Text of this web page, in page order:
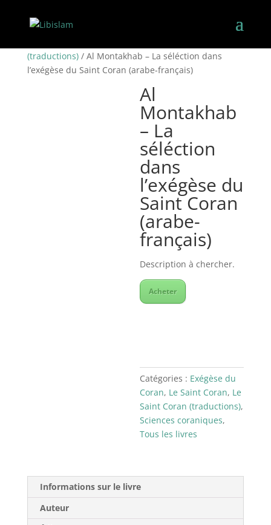
(traductions)/ Al Montakhab – La séléction dans
l’exégèse du Saint Coran (arabe-français)
Al
Montakhab
– La
séléction
dans
l’exégèse du
Saint Coran
(arabe-
français)
Description à chercher.
Acheter
Catégories : Exégèse du
Coran, Le Saint Coran, Le
Saint Coran (traductions),
Sciences coraniques,
Tous les livres
Informations sur le livre
Auteur